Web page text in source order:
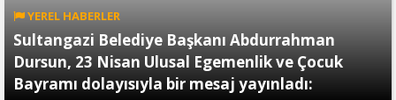
YEREL HABERLER
Sultangazi Belediye Başkanı Abdurrahman
Dursun, 23 Nisan Ulusal Egemenlik ve Çocuk
Bayramı dolayısıyla bir mesaj yayınladı: